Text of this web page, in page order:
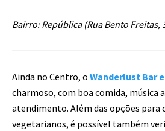
Bairro: República (Rua Bento Freitas,
Ainda no Centro, o Wanderlust Bar
charmoso, com boa comida, música
atendimento. Além das opções para
vegetarianos, é possível também